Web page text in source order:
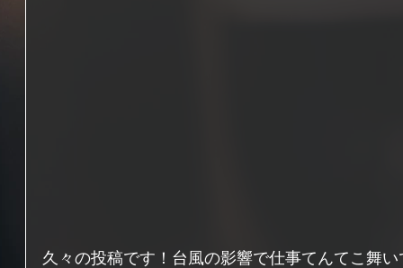
久々の投稿です！台風の影響で仕事てんてこ舞い